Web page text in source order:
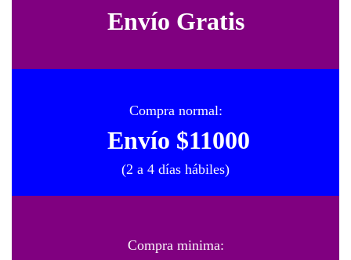
Envío Gratis
Compra normal:
Envío $11000
(2 a 4 días hábiles)
Compra minima: